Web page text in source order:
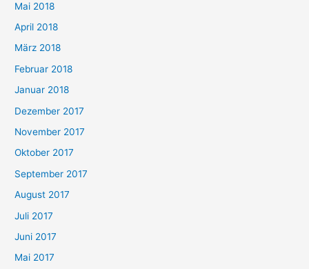
Mai 2018
April 2018
März 2018
Februar 2018
Januar 2018
Dezember 2017
November 2017
Oktober 2017
September 2017
August 2017
Juli 2017
Juni 2017
Mai 2017